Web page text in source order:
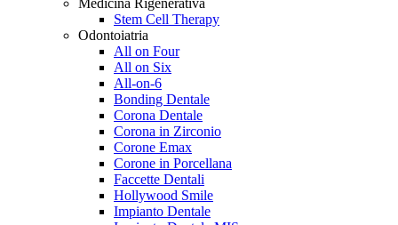
Stem Cell Therapy
Odontoiatria
All on Four
All on Six
All-on-6
Bonding Dentale
Corona Dentale
Corona in Zirconio
Corone Emax
Corone in Porcellana
Faccette Dentali
Hollywood Smile
Impianto Dentale